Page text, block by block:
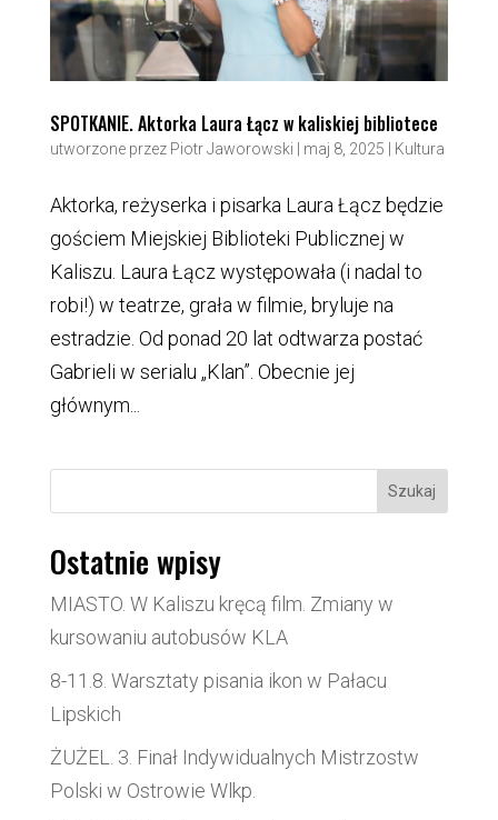
SPOTKANIE. Aktorka Laura Łącz w kaliskiej bibliotece
utworzone przez Piotr Jaworowski | maj 8, 2025 | Kultura
Aktorka, reżyserka i pisarka Laura Łącz będzie
gościem Miejskiej Biblioteki Publicznej w
Kaliszu. Laura Łącz występowała (i nadal to
robi!) w teatrze, grała w filmie, bryluje na
estradzie. Od ponad 20 lat odtwarza postać
Gabrieli w serialu „Klan”. Obecnie jej
głównym...
Szukaj
Ostatnie wpisy
MIASTO. W Kaliszu kręcą film. Zmiany w
kursowaniu autobusów KLA
8-11.8. Warsztaty pisania ikon w Pałacu
Lipskich
ŻUŻEL. 3. Finał Indywidualnych Mistrzostw
Polski w Ostrowie Wlkp.